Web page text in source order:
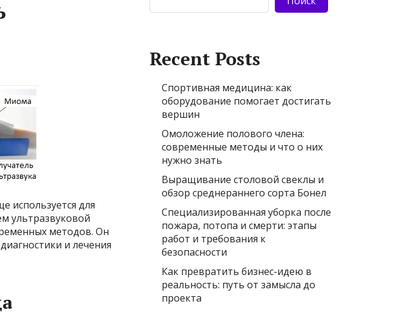
используется для
ультразвуковой
методов. Он
и лечения
Recent Posts
Спортивная медицина: как
оборудование помогает достигать
вершин
Омоложение полового члена:
современные методы и что о них
нужно знать
Выращивание столовой свеклы и
обзор среднераннего сорта Бонел
Специализированная уборка после
пожара, потопа и смерти: этапы
работ и требования к
безопасности
Как превратить бизнес-идею в
реальность: путь от замысла до
проекта